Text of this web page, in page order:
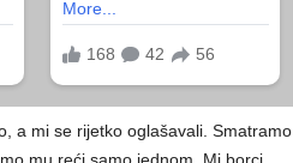
a mi se rijetko oglašavali. Smatramo